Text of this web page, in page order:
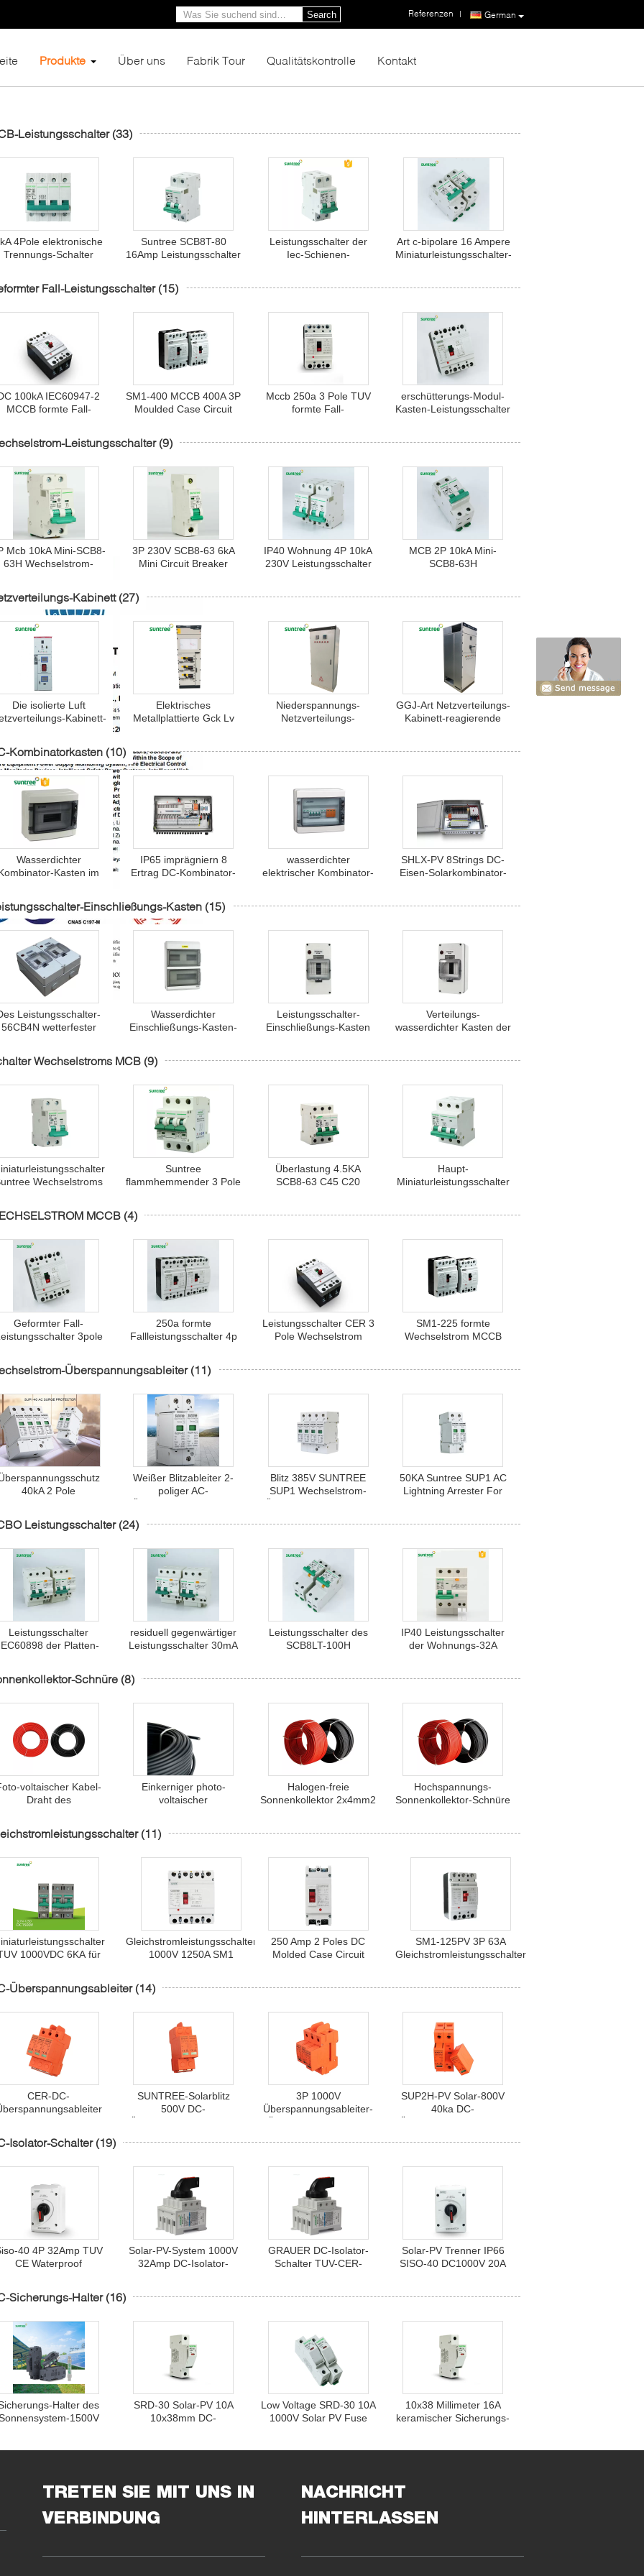
German
Referenzen |
Search
Produkte Über uns Fabrik Tour Qualitätskontrolle Kontakt
Leistungsschalter (33)
4Pole elektronische
Trennungs-Schalter
Suntree SCB8T-80
16Amp Leistungsschalter
Leistungsschalter der
Iec-Schienen-
Art c-bipolare 16 Ampere
Miniaturleistungsschalter-
Fall-Leistungsschalter (15)
100kA IEC60947-2
MCCB formte Fall-
SM1-400 MCCB 400A 3P
Moulded Case Circuit
Mccb 250a 3 Pole TUV
formte Fall-
erschütterungs-Modul-
Kasten-Leistungsschalter
Leistungsschalter (9)
Mcb 10kA Mini-SCB8-
63H Wechselstrom-
3P 230V SCB8-63 6kA
Mini Circuit Breaker
IP40 Wohnung 4P 10kA
230V Leistungsschalter
MCB 2P 10kA Mini-
SCB8-63H
Kabinett (27)
Die isolierte Luft
Kabinett-
Hauptleitungsträger-
Systeme
Elektrisches
Metallplattierte Gck Lv
Niederspannungs-380V
3
Niederspannungs-
Netzverteilungs-
GGJ-Art Netzverteilungs-
Kabinett-reagierende
Kombinatorkasten (10)
Wasserdichter
Kasten im
IP65 imprägniern 8
Ertrag DC-Kombinator-
wasserdichter
elektrischer Kombinator-
SHLX-PV 8Strings DC-
Eisen-Solarkombinator-
Einschließungs-Kasten (15)
Leistungsschalter-
56CB4N wetterfester
Kasten-IP66
Wasserdichter
Einschließungs-Kasten-
Leistungsschalter-IP66
Leistungsschalter-
Einschließungs-Kasten
Verteilungs-
wasserdichter Kasten der
Wechselstroms MCB (9)
Wechselstroms
Suntree
flammhemmender 3 Pole
Überlastung 4.5KA
SCB8-63 C45 C20
Haupt-
Miniaturleistungsschalter
MCCB (4)
Geformter Fall-
3pole
250a formte
Fallleistungsschalter 4p
Leistungsschalter CER 3
Pole Wechselstrom
SM1-225 formte
Wechselstrom MCCB
Überspannungsableiter (11)
40kA 2 Pole
Weißer Blitzableiter 2-
poliger AC-
Blitz 385V SUNTREE
SUP1 Wechselstrom-
50KA Suntree SUP1 AC
Lightning Arrester For
Leistungsschalter (24)
Leistungsschalter
der Platten-
residuell gegenwärtiger
Leistungsschalter 30mA
Leistungsschalter des
SCB8LT-100H
IP40 Leistungsschalter
der Wohnungs-32A
Schnüre (8)
voltaischer Kabel-
Draht des
Einkerniger photo-
voltaischer
Halogen-freie
Sonnenkollektor 2x4mm2
Hochspannungs-
Sonnenkollektor-Schnüre
(11)
1000VDC 6KA für
Gleichstromleistungsschalter
1000V 1250A SM1
250 Amp 2 Poles DC
Molded Case Circuit
SM1-125PV 3P 63A
Gleichstromleistungsschalter
Überspannungsableiter (14)
CER-DC-
SUNTREE-Solarblitz
500V DC-
3P 1000V
Überspannungsableiter-
SUP2H-PV Solar-800V
40ka DC-
Isolator-Schalter (19)
40 4P 32Amp TUV
CE Waterproof
Solar-PV-System 1000V
32Amp DC-Isolator-
GRAUER DC-Isolator-
Schalter TUV-CER-
Solar-PV Trenner IP66
SISO-40 DC1000V 20A
Sicherungs-Halter (16)
Halter des
1500V
SRD-30 Solar-PV 10A
10x38mm DC-
Low Voltage SRD-30 10A
1000V Solar PV Fuse
10x38 Millimeter 16A
keramischer Sicherungs-
TRETEN SIE MIT UNS IN
VERBINDUNG
NACHRICHT
HINTERLASSEN